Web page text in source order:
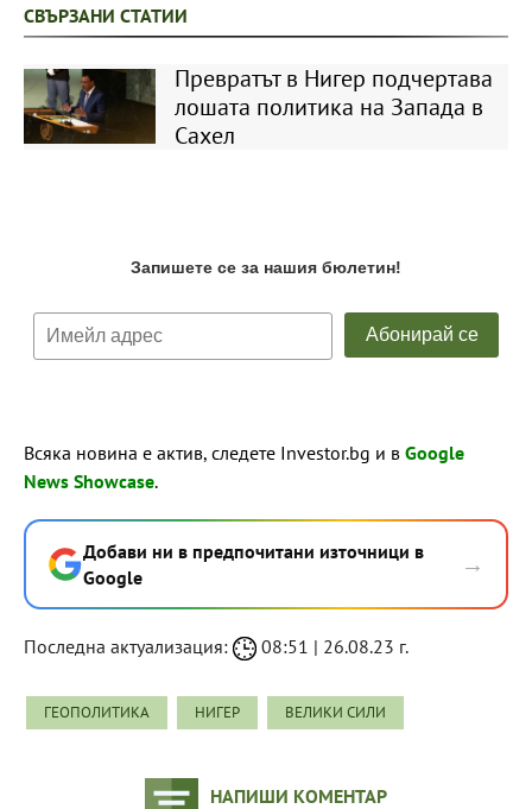
СВЪРЗАНИ СТАТИИ
Превратът в Нигер подчертава
лошата политика на Запада в
Сахел
Всяка новина е актив, следете Investor.bg и в Google
News Showcase.
Добави ни в предпочитани източници в
Google
→
Последна актуализация: 08:51 | 26.08.23 г.
ГЕОПОЛИТИКА НИГЕР ВЕЛИКИ СИЛИ
НАПИШИ КОМЕНТАР